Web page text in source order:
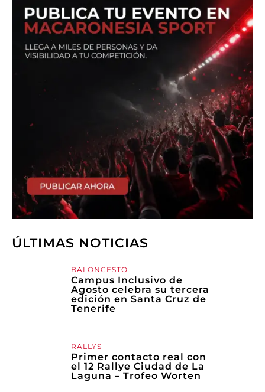
ÚLTIMAS NOTICIAS
BALONCESTO
Campus Inclusivo de
Agosto celebra su tercera
edición en Santa Cruz de
Tenerife
RALLYS
Primer contacto real con
el 12 Rallye Ciudad de La
Laguna – Trofeo Worten